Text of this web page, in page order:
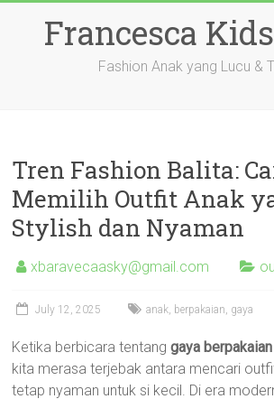
contentFrancesca
Fashion Anak yang Lucu &
Tren Fashion Balita:
Memilih Outfit Anak
Stylish dan Nyaman
xbaravecaasky@gmail.com
July 12, 2025 anak, berpakaian, gaya
Ketika berbicara tentanggaya
kita merasa terjebak antara mencari
tetap nyaman untuk si kecil. Di era